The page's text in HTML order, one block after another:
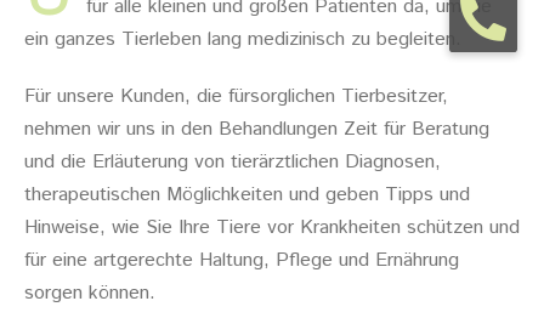
Tierhalterinfos
Kontakt
Termine
für alle kleinen und großen Patienten da, um sie
ein ganzes Tierleben lang medizinisch zu begleiten.
Für unsere Kunden, die fürsorglichen Tierbesitzer,
nehmen wir uns in den Behandlungen Zeit für Beratung
und die Erläuterung von tierärztlichen Diagnosen,
therapeutischen Möglichkeiten und geben Tipps und
Hinweise, wie Sie Ihre Tiere vor Krankheiten schützen und
für eine artgerechte Haltung, Pflege und Ernährung
sorgen können.